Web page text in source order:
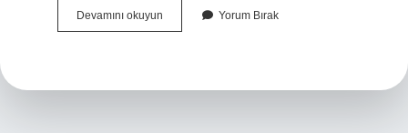
Devamını okuyun
Türk
Yorum Bırak